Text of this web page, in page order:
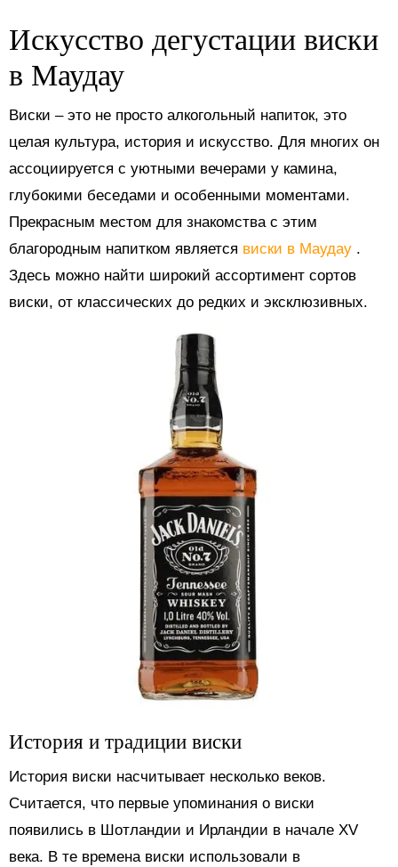
Искусство дегустации виски
в Маудау
Виски – это не просто алкогольный напиток, это
целая культура, история и искусство. Для многих он
ассоциируется с уютными вечерами у камина,
глубокими беседами и особенными моментами.
Прекрасным местом для знакомства с этим
благородным напитком является виски в Маудау .
Здесь можно найти широкий ассортимент сортов
виски, от классических до редких и эксклюзивных.
История и традиции виски
История виски насчитывает несколько веков.
Считается, что первые упоминания о виски
появились в Шотландии и Ирландии в начале XV
века. В те времена виски использовали в